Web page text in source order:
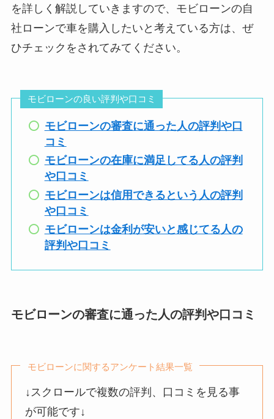
在庫車両が多く、
め、
い車を見つけること
車両の状態も良く安
た。
希望していた車種が
あったので、良かっ
探してくれたので感
良い評判
希望していた車種は
良い評判
過去にクレジットやローンで
不安があったため
状況を丁寧にヒアリングして
安心して申し込むことができ
ました。
結果が出るまでのスピードも
無駄に不安な時間が長引かな
また、審査内容や流れについ
ても
分かりやすく説明してもらえ
たため、
納得した上で進められまし
た。
過去に信用情報に不安があり
モビローンでは現在の収入状
況などを重視してもらえ、
を詳しく解説していきますので、モビローンの自
社ローンで車を購入したいと考えている方は、ぜ
ひチェックをされてみてください。
モビローンの良い評判や口コミ
モビローンの審査に通った人の評判や口
コミ
モビローンの在庫に満足してる人の評判
や口コミ
モビローンは信用できるという人の評判
や口コミ
モビローンは金利が安いと感じてる人の
評判や口コミ
モビローンの審査に通った人の評判や口コミ
モビローンに関するアンケート結果一覧
↓スクロールで複数の評判、口コミを見る事
が可能です↓